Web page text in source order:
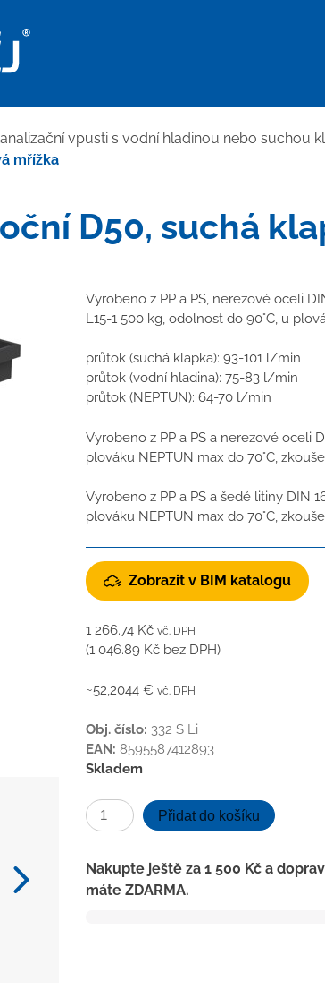
vpusti s vodní hladinou nebo suchou
mřížka
D50, suchá
Vyrobeno z PP a PS, nerezové oceli
L15-1 500 kg, odolnost do 90°C, u
průtok (suchá klapka): 93-101 l/min
průtok (vodní hladina): 75-83 l/min
průtok (NEPTUN): 64-70 l/min
Vyrobeno z PP a PS a nerezové oceli
plováku NEPTUN max do 70°C,
Vyrobeno z PP a PS a šedé litiny DIN
plováku NEPTUN max do 70°C,
Zobrazit v BIM katalogu
1 266.74 Kč vč. DPH
(1 046.89 Kč bez DPH)
~52,2044 € vč. DPH
Obj. číslo: 332 S Li
EAN: 8595587412893
Skladem
Kanalizační
vpusť
D50,
suchá
Přidat do košíku
Nakupte ještě za 1 500 Kč a
máte ZDARMA.